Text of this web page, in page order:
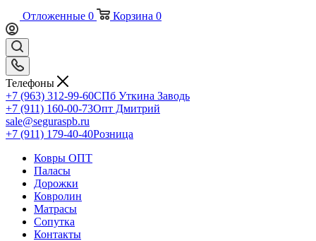
Отложенные 0 Корзина 0
Телефоны
+7 (963) 312-99-60СПб Уткина Заводь
+7 (911) 160-00-73Опт Дмитрий
sale@seguraspb.ru
+7 (911) 179-40-40Розница
Ковры ОПТ
Паласы
Дорожки
Ковролин
Матрасы
Сопутка
Контакты